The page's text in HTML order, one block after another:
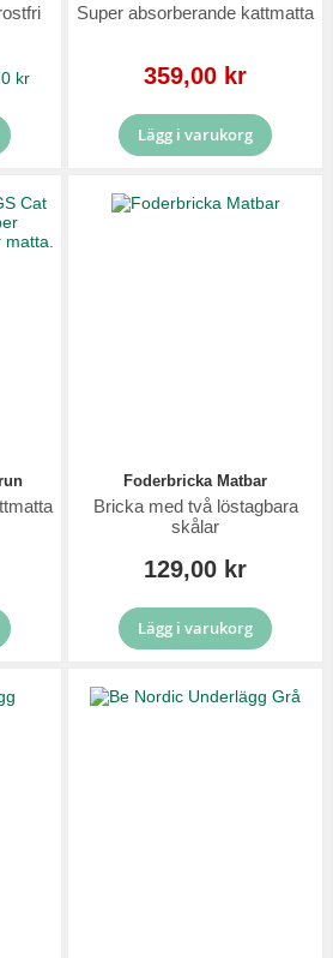
kr
Super absorberande kattmatta
Reapris
359,00 kr
Lägg i varukorg
Foderbricka Matbar
Bricka med två löstagbara
skålar
129,00 kr
Lägg i varukorg